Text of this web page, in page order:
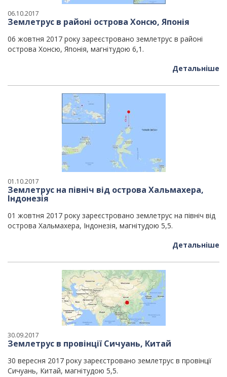
06.10.2017
Землетрус в районі острова Хонсю, Японія
06 жовтня 2017 року зареєстровано землетрус в районі
острова Хонсю, Японія, магнітудою 6,1.
Детальніше
01.10.2017
Землетрус на північ від острова Хальмахера,
Індонезія
01 жовтня 2017 року зареєстровано землетрус на північ від
острова Хальмахера, Індонезія, магнітудою 5,5.
Детальніше
30.09.2017
Землетрус в провінції Сичуань, Китай
30 вересня 2017 року зареєстровано землетрус в провінції
Сичуань, Китай, магнітудою 5,5.